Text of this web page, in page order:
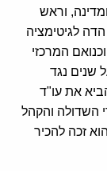
וראש
לגיטימציה
המרכזי
שנים נגד
את עו"ד
השדולה והקהל
זכה להכיר